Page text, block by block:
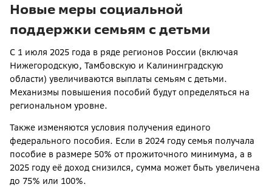
Новые меры социальной
поддержки семьям с детьми
С 1 июля 2025 года в ряде регионов России (включая
Нижегородскую, Тамбовскую и Калининградскую
области) увеличиваются выплаты семьям с детьми.
Механизмы повышения пособий будут определяться на
региональном уровне.
Также изменяются условия получения единого
федерального пособия. Если в 2024 году семья получала
пособие в размере 50% от прожиточного минимума, а в
2025 году её доход снизился, сумма может быть увеличена
до 75% или 100%.